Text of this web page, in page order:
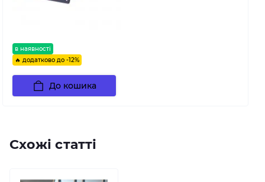
в наявності
🔥 додатково до -12%
До кошика
Схожі статті